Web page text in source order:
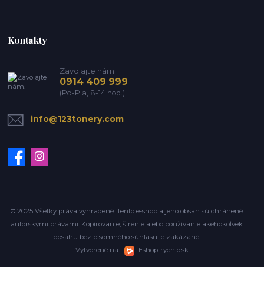
Kontakty
Zavolajte nám.
0914 409 999
(Po-Pia, 8-14 hod.)
info@123tonery.com
© 2025 Všetky práva vyhradené. Tento e-shop a jeho obsah sú chránené
autorskými právami. Kopírovanie, šírenie alebo používanie akéhokoľvek
obsahu bez písomného súhlasu je zakázané.
Vytvorené na
Eshop-rychlo.sk